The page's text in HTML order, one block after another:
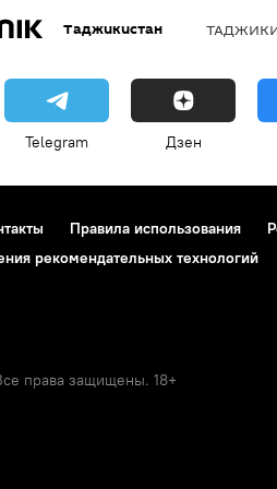
Таджикистан
Telegram Дзен
Правила использования
рекомендательных технологий
права защищены. 18+